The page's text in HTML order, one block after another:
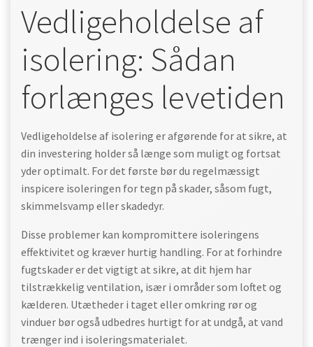
Vedligeholdelse af
isolering: Sådan
forlænges levetiden
Vedligeholdelse af isolering er afgørende for at sikre, at
din investering holder så længe som muligt og fortsat
yder optimalt. For det første bør du regelmæssigt
inspicere isoleringen for tegn på skader, såsom fugt,
skimmelsvamp eller skadedyr.
Disse problemer kan kompromittere isoleringens
effektivitet og kræver hurtig handling. For at forhindre
fugtskader er det vigtigt at sikre, at dit hjem har
tilstrækkelig ventilation, især i områder som loftet og
kælderen. Utætheder i taget eller omkring rør og
vinduer bør også udbedres hurtigt for at undgå, at vand
trænger ind i isoleringsmaterialet.